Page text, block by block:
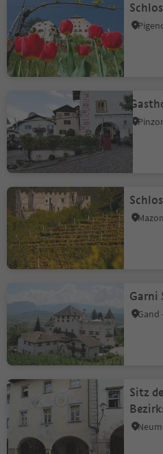
Garni
Sitz